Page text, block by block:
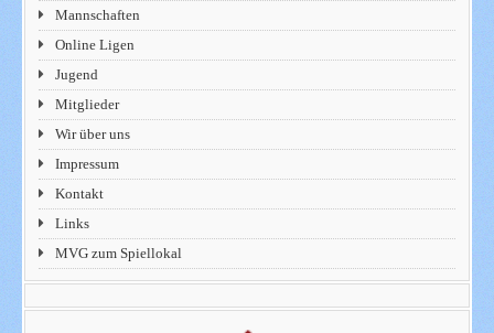
Mannschaften
Online Ligen
Jugend
Mitglieder
Wir über uns
Impressum
Kontakt
Links
MVG zum Spiellokal